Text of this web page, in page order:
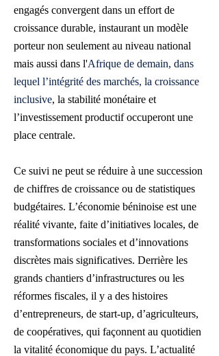
engagés convergent dans un effort de
croissance durable, instaurant un modèle
porteur non seulement au niveau national
mais aussi dans l'Afrique de demain, dans
lequel l’intégrité des marchés, la croissance
inclusive, la stabilité monétaire et
l’investissement productif occuperont une
place centrale.
Ce suivi ne peut se réduire à une succession
de chiffres de croissance ou de statistiques
budgétaires. L’économie béninoise est une
réalité vivante, faite d’initiatives locales, de
transformations sociales et d’innovations
discrètes mais significatives. Derrière les
grands chantiers d’infrastructures ou les
réformes fiscales, il y a des histoires
d’entrepreneurs, de start-up, d’agriculteurs,
de coopératives, qui façonnent au quotidien
la vitalité économique du pays. L’actualité